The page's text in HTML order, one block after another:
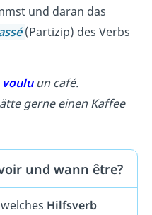
und daran das
(Partizip) des Verbs
vouluun café.
gerne einen Kaffee
und wann être?
Hilfsverb